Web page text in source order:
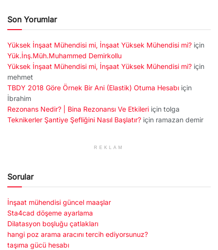
Son Yorumlar
Yüksek İnşaat Mühendisi mi, İnşaat Yüksek Mühendisi mi? için
Yük.İnş.Müh.Muhammed Demirkollu
Yüksek İnşaat Mühendisi mi, İnşaat Yüksek Mühendisi mi? için
mehmet
TBDY 2018 Göre Örnek Bir Ani (Elastik) Otuma Hesabı için
İbrahim
Rezonans Nedir? | Bina Rezonansı Ve Etkileri için tolga
Teknikerler Şantiye Şefliğini Nasıl Başlatır? için ramazan demir
REKLAM
Sorular
İnşaat mühendisi güncel maaşlar
Sta4cad döşeme ayarlama
Dilatasyon boşluğu çatlakları
hangi poz arama aracını tercih ediyorsunuz?
taşıma gücü hesabı